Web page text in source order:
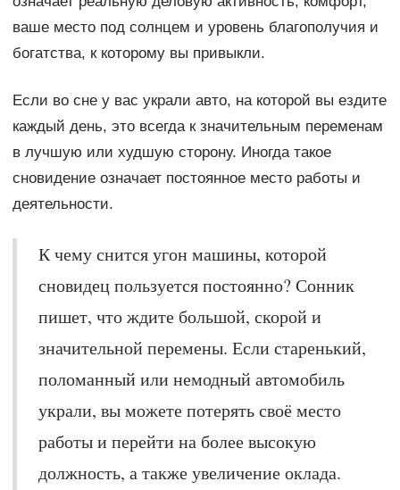
ваше место под солнцем и уровень благополучия и
богатства, к которому вы привыкли.
Если во сне у вас украли авто, на которой вы ездите
каждый день, это всегда к значительным переменам
в лучшую или худшую сторону. Иногда такое
сновидение означает постоянное место работы и
деятельности.
К чему снится угон машины, которой
сновидец пользуется постоянно? Сонник
пишет, что ждите большой, скорой и
значительной перемены. Если старенький,
поломанный или немодный автомобиль
украли, вы можете потерять своё место
работы и перейти на более высокую
должность, а также увеличение оклада.